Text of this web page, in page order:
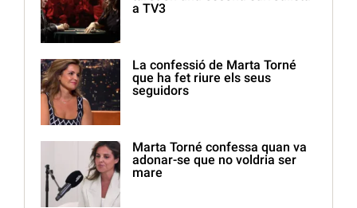
a TV3
La confessió de Marta Torné
que ha fet riure els seus
seguidors
Marta Torné confessa quan va
adonar-se que no voldria ser
mare